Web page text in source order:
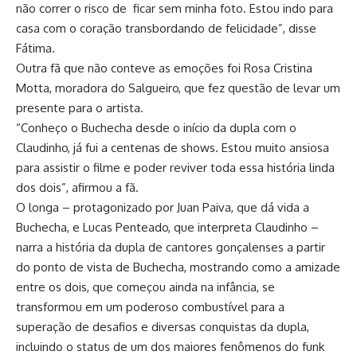
não correr o risco de ficar sem minha foto. Estou indo para
casa com o coração transbordando de felicidade”, disse
Fátima.
Outra fã que não conteve as emoções foi Rosa Cristina
Motta, moradora do Salgueiro, que fez questão de levar um
presente para o artista.
“Conheço o Buchecha desde o início da dupla com o
Claudinho, já fui a centenas de shows. Estou muito ansiosa
para assistir o filme e poder reviver toda essa história linda
dos dois”, afirmou a fã.
O longa – protagonizado por Juan Paiva, que dá vida a
Buchecha, e Lucas Penteado, que interpreta Claudinho –
narra a história da dupla de cantores gonçalenses a partir
do ponto de vista de Buchecha, mostrando como a amizade
entre os dois, que começou ainda na infância, se
transformou em um poderoso combustível para a
superação de desafios e diversas conquistas da dupla,
incluindo o status de um dos maiores fenômenos do funk